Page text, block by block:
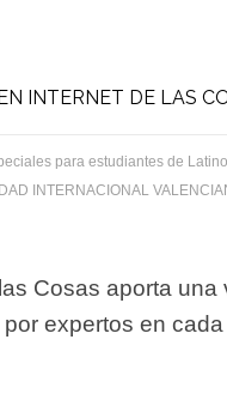
INTERNET DE LAS
para estudiantes de
INTERNACIONAL
Cosas aporta
expertos en